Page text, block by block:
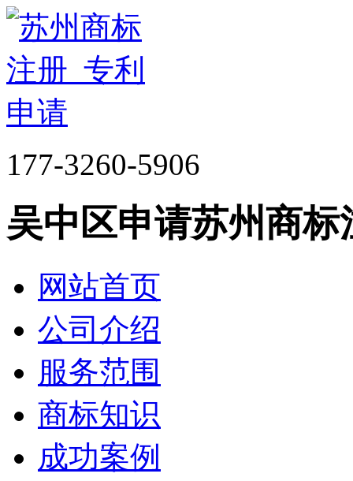
177-3260-5906
吴中区申请苏州商
网站首页
公司介绍
服务范围
商标知识
成功案例